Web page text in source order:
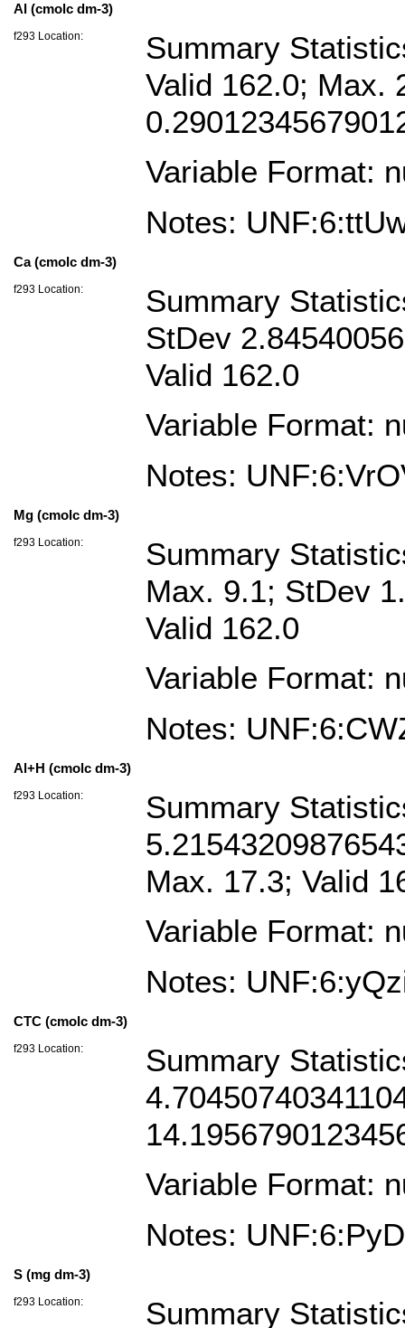
Al (cmolc dm-3)
f293 Location:
Summary
Valid 162.0; Max.
Variable Format:
Notes:
Ca (cmolc dm-3)
f293 Location:
Summary
StDev
Valid 162.0
Variable Format:
Notes:
Mg (cmolc dm-3)
f293 Location:
Summary
Max. 9.1; StDev
Valid 162.0
Variable Format:
Notes:
Al+H (cmolc dm-3)
f293 Location:
Summary
Max. 17.3; Valid
Variable Format:
Notes:
CTC (cmolc dm-3)
f293 Location:
Summary
Variable Format:
Notes:
S (mg dm-3)
f293 Location: Summary